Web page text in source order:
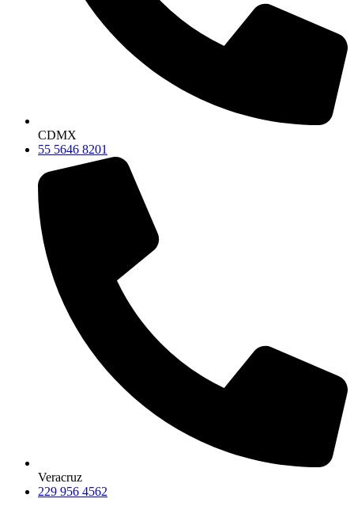
CDMX
55 5646 8201
Veracruz
229 956 4562